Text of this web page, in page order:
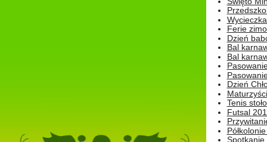
Ferie
Dzień
Bal
Bal
Dzień
Tenis
Futsal